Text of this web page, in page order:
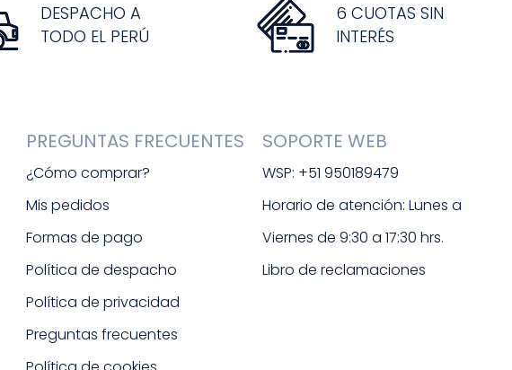
DESPACHO A
TODO EL PERÚ
6 CUOTAS SIN
INTERÉS
PREGUNTAS FRECUENTES
¿Cómo comprar?
Mis pedidos
Formas de pago
Política de despacho
Política de privacidad
Preguntas frecuentes
SOPORTE WEB
WSP: +51 950189479
Horario de atención: Lunes a
Viernes de 9:30 a 17:30 hrs.
Libro de reclamaciones